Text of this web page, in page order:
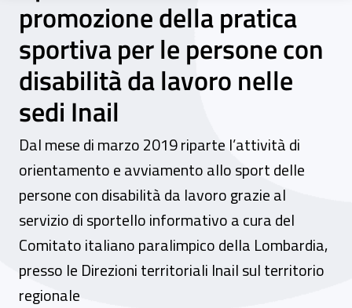
promozione della pratica
sportiva per le persone con
disabilità da lavoro nelle
sedi Inail
Dal mese di marzo 2019 riparte l’attività di
orientamento e avviamento allo sport delle
persone con disabilità da lavoro grazie al
servizio di sportello informativo a cura del
Comitato italiano paralimpico della Lombardia,
presso le Direzioni territoriali Inail sul territorio
regionale